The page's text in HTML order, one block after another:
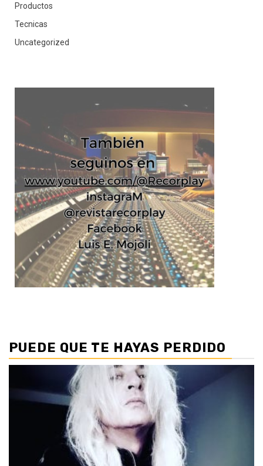
Productos
Tecnicas
Uncategorized
PUEDE QUE TE HAYAS PERDIDO